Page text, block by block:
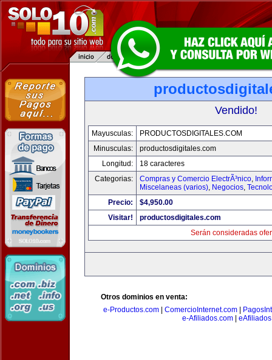
Vendido!
Mayusculas:
PRODUCTOSDIGITALES.COM
Minusculas:
productosdigitales.com
Longitud:
18 caracteres
Categorias:
Compras y Comercio ElectrÃ³nico,
Miscelaneas (varios), Negocios,
Precio:
$4,950.00
Visitar!
productosdigitales.com
Serán consideradas
Otros dominios en venta:
e-Productos.com
ComercioInternet.com
e-Afiliados.com|